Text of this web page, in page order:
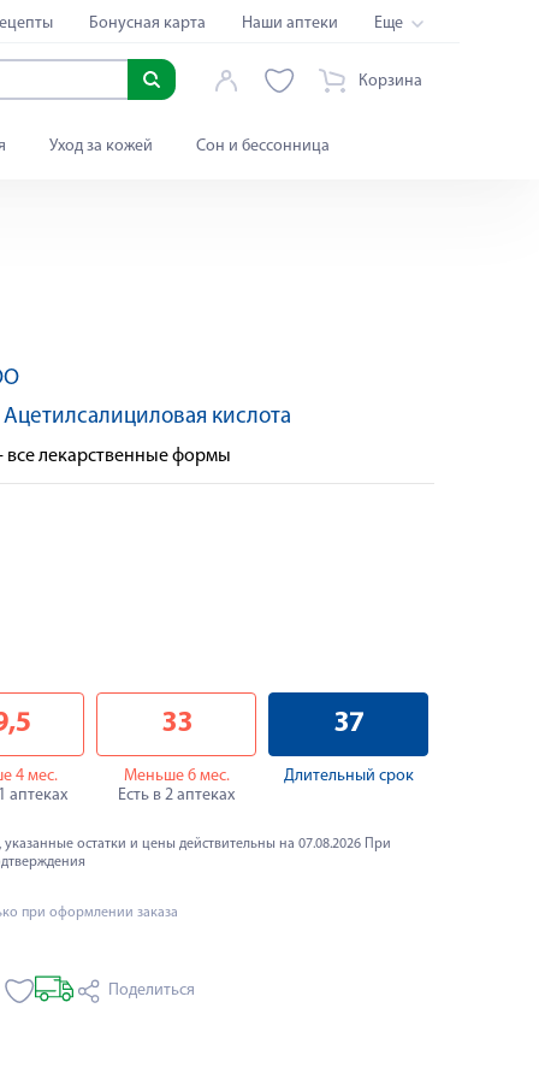
Бонусная карта Наши аптеки Еще
Корзина
Уход за кожей Сон и бессонница
Ацетилсалициловая кислота
все лекарственные формы
4 мес.
аптеках
33
Меньше 6 мес.
Есть в 2 аптеках
37
Длительный срок
остатки и цены действительны на 07.08.2026 При
при оформлении заказа
Поделиться